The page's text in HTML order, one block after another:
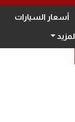
أسعار السيارات